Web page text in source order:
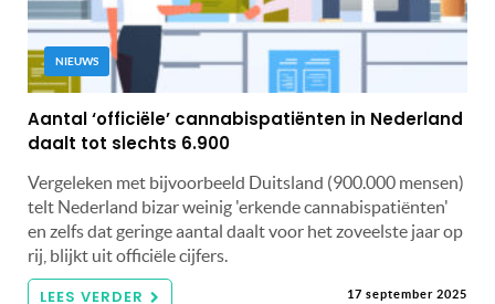
NIEUWS
Aantal ‘officiële’ cannabispatiënten in Nederland
daalt tot slechts 6.900
Vergeleken met bijvoorbeeld Duitsland (900.000 mensen)
telt Nederland bizar weinig 'erkende cannabispatiënten'
en zelfs dat geringe aantal daalt voor het zoveelste jaar op
rij, blijkt uit officiële cijfers.
LEES VERDER 17 september 2025